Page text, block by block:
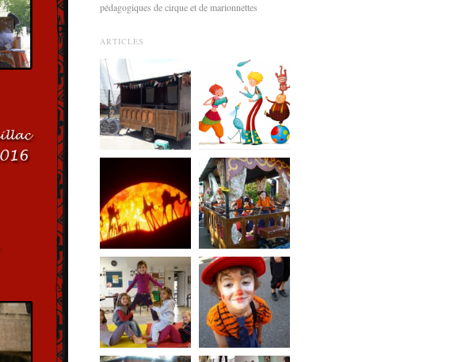
pédagogiques de cirque et de marionnettes
ARTICLES